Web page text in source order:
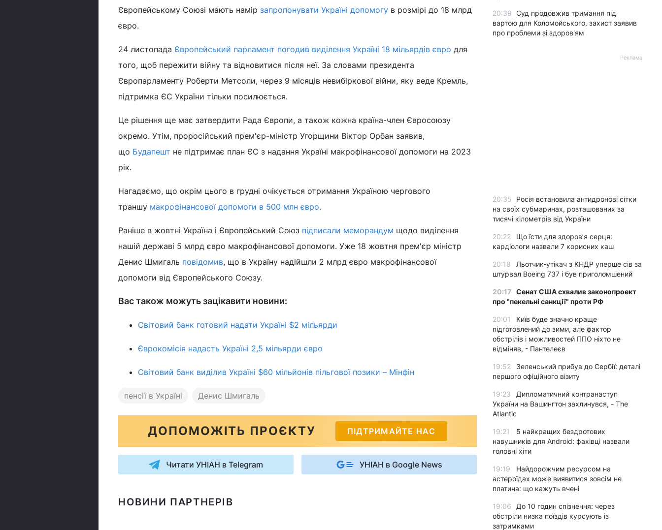
Європейському Союзі мають намір запропонувати Україні допомогу в розмірі до 18 млрд
євро.
24 листопада Європейський парламент погодив виділення Україні 18 мільярдів євро для
того, щоб пережити війну та відновитися після неї. За словами президента
Європарламенту Роберти Метсоли, через 9 місяців невибіркової війни, яку веде Кремль,
підтримка ЄС України тільки посилюється.
Це рішення ще має затвердити Рада Європи, а також кожна країна-член Євросоюзу
окремо. Утім, проросійський прем'єр-міністр Угорщини Віктор Орбан заявив,
що Будапешт не підтримає план ЄС з надання Україні макрофінансової допомоги на 2023
рік.
Нагадаємо, що окрім цього в грудні очікується отримання Україною чергового
траншу макрофінансової допомоги в 500 млн євро.
Раніше в жовтні Україна і Європейський Союз підписали меморандум щодо виділення
нашій державі 5 млрд євро макрофінансової допомоги. Уже 18 жовтня прем'єр міністр
Денис Шмигаль повідомив, що в Україну надійшли 2 млрд євро макрофінансової
допомоги від Європейського Союзу.
Вас також можуть зацікавити новини:
Світовий банк готовий надати Україні $2 мільярди
Єврокомісія надасть Україні 2,5 мільярди євро
Світовий банк виділив Україні $60 мільйонів пільгової позики – Мінфін
пенсії в Україні Денис Шмигаль
ДОПОМОЖІТЬ ПРОЄКТУ ПІДТРИМАЙТЕ НАС
Читати УНІАН в Telegram УНІАН в Google News
НОВИНИ ПАРТНЕРІВ
20:39 Суд продовжив тримання під
вартою для Коломойського, захист заявив
про проблеми зі здоров'ям
Реклама
20:35
Росія встановила антидронові сітки
на своїх субмаринах, розташованих за
тисячі кілометрів від України
20:22
Що їсти для здоров’я серця:
кардіологи назвали 7 корисних каш
20:18
Льотчик-утікач з КНДР уперше сів за
штурвал Boeing 737 і був приголомшений
20:17 Сенат США схвалив законопроект
про "пекельні санкції" проти РФ
20:01
Київ буде значно краще
підготовлений до зими, але фактор
обстрілів і можливостей ППО ніхто не
відміняв, - Пантелеєв
19:52
Зеленський прибув до Сербії: деталі
першого офіційного візиту
19:23
Дипломатичний контранаступ
України на Вашингтон захлинувся, - The
Atlantic
19:21
5 найкращих бездротових
навушників для Android: фахівці назвали
головні хіти
19:19
Найдорожчим ресурсом на
астероїдах може виявитися зовсім не
платина: що кажуть вчені
19:06
До 10 годин спізнення: через
обстріли низка поїздів курсують із
затримками